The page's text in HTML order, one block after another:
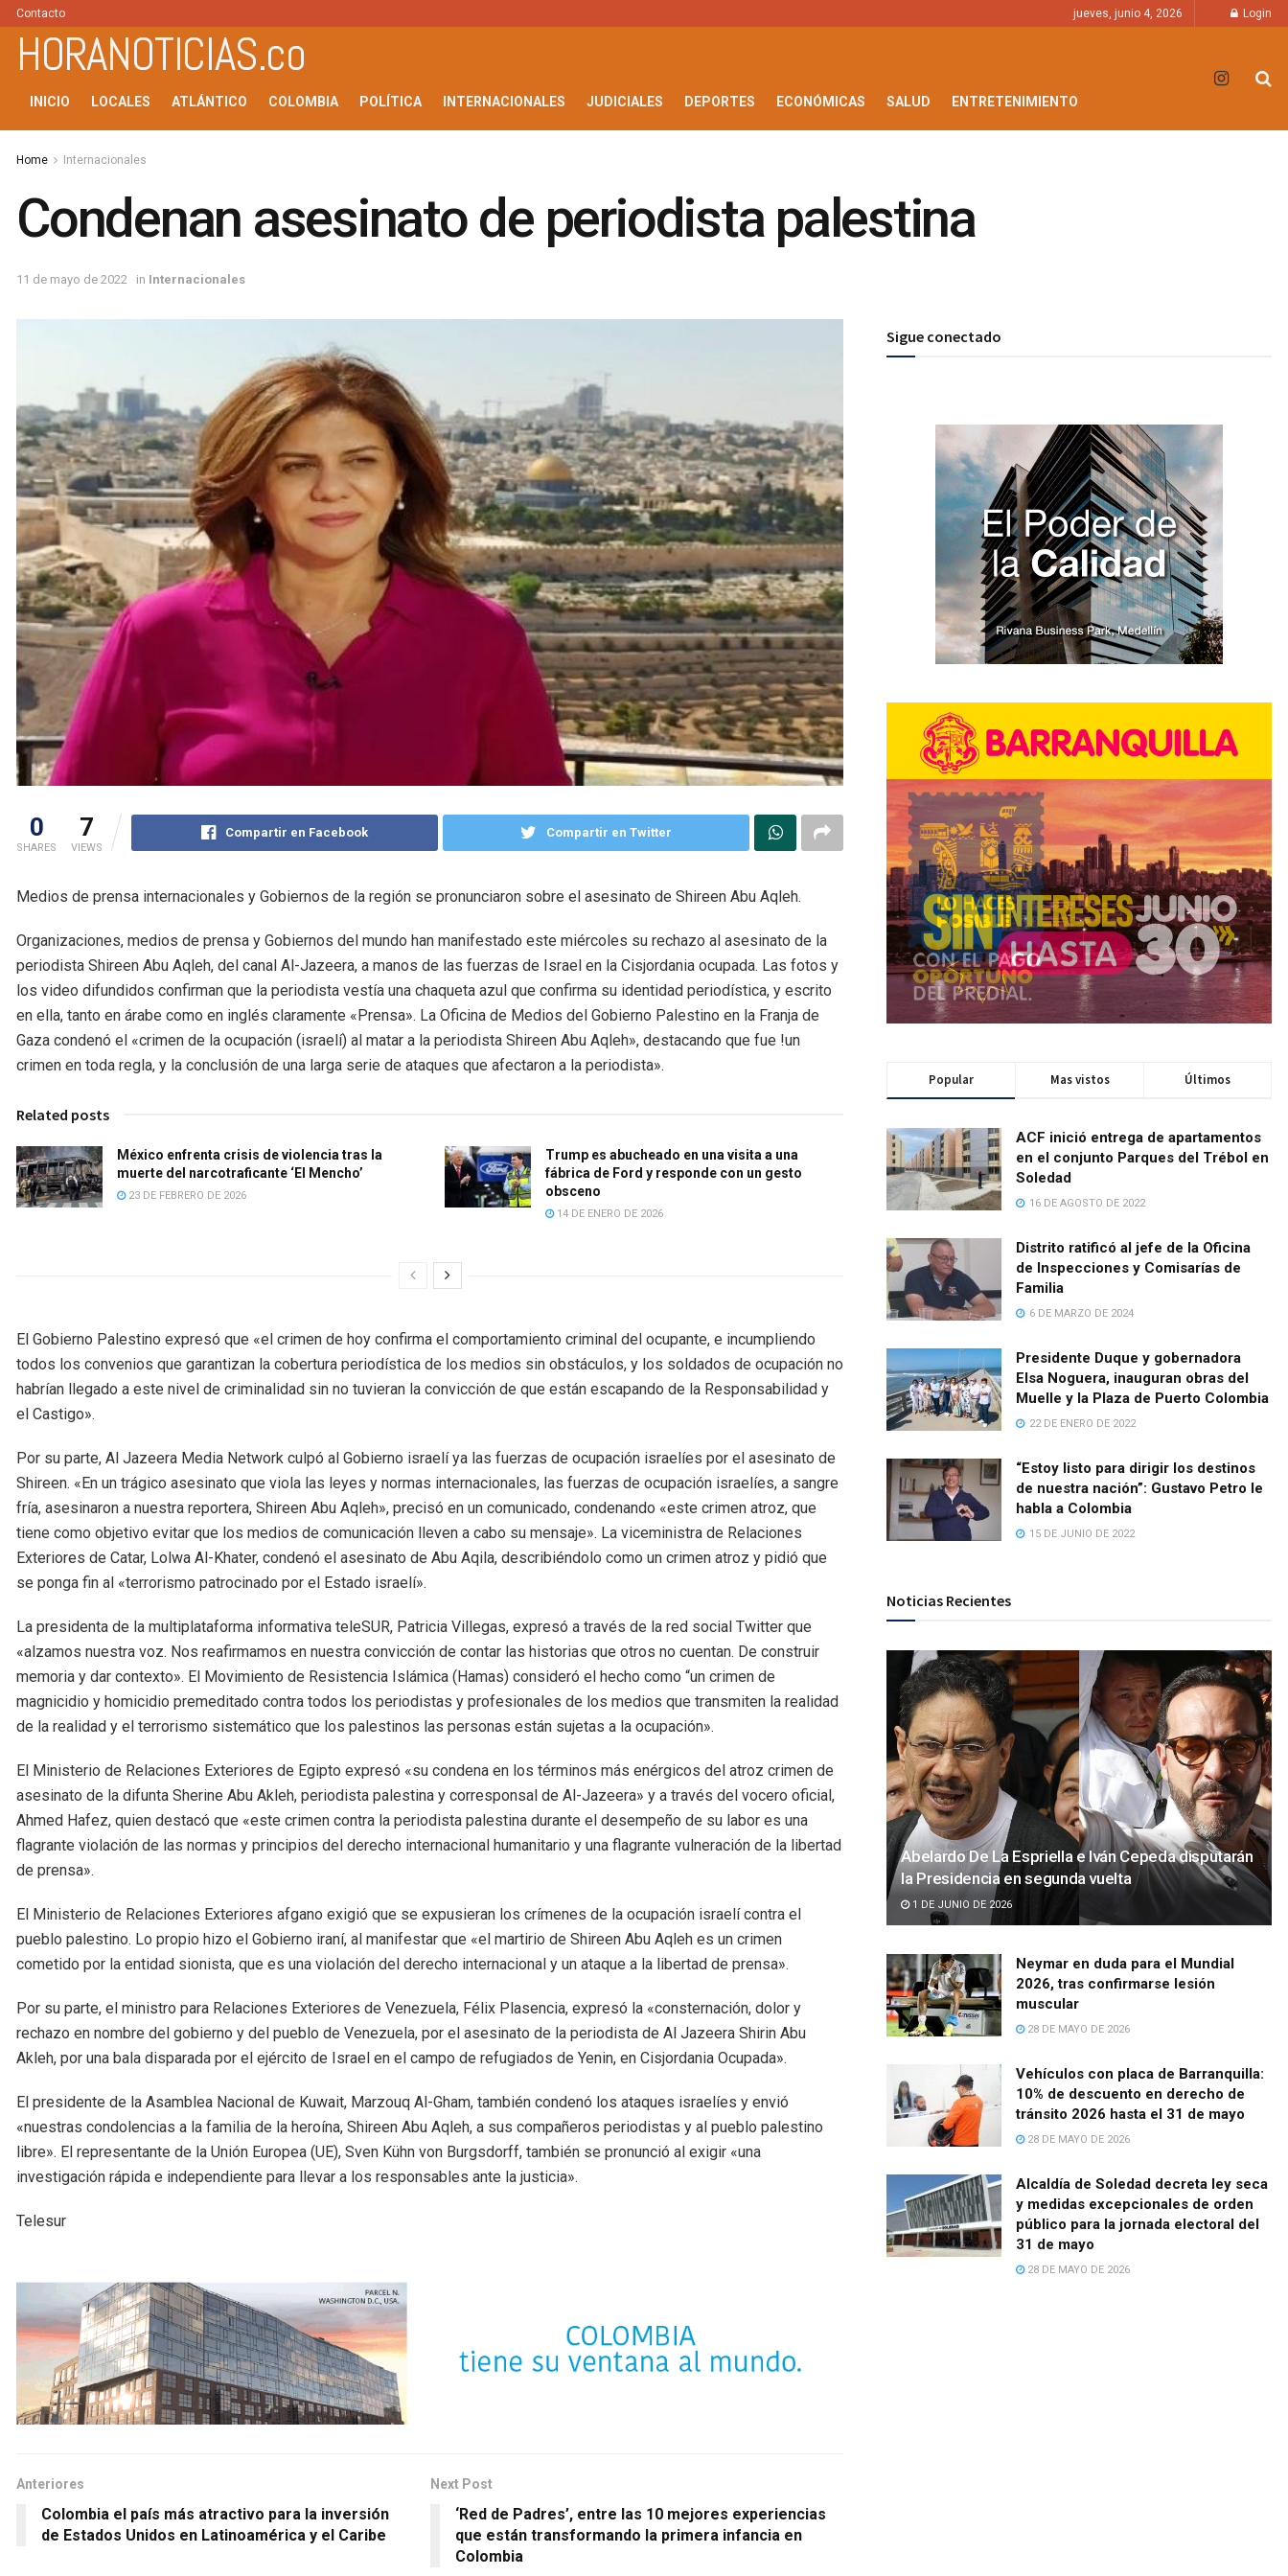
Contacto jueves, junio 4, 2026 Login
HORANOTICIAS.co
INICIO LOCALES ATLÁNTICO COLOMBIA POLÍTICA INTERNACIONALES JUDICIALES DEPORTES ECONÓMICAS SALUD ENTRETENIMIENTO
Home Internacionales
Condenan asesinato de periodista palestina
11 de mayo de 2022 in Internacionales
0
SHARES
7
VIEWS
Compartir en Facebook Compartir en Twitter
Medios de prensa internacionales y Gobiernos de la región se pronunciaron sobre el asesinato de Shireen Abu Aqleh.
Organizaciones, medios de prensa y Gobiernos del mundo han manifestado este miércoles su rechazo al asesinato de la
periodista Shireen Abu Aqleh, del canal Al-Jazeera, a manos de las fuerzas de Israel en la Cisjordania ocupada. Las fotos y
los video difundidos confirman que la periodista vestía una chaqueta azul que confirma su identidad periodística, y escrito
en ella, tanto en árabe como en inglés claramente «Prensa». La Oficina de Medios del Gobierno Palestino en la Franja de
Gaza condenó el «crimen de la ocupación (israelí) al matar a la periodista Shireen Abu Aqleh», destacando que fue !un
crimen en toda regla, y la conclusión de una larga serie de ataques que afectaron a la periodista».
Related posts
México enfrenta crisis de violencia tras la
muerte del narcotraficante ‘El Mencho’
23 DE FEBRERO DE 2026
Trump es abucheado en una visita a una
fábrica de Ford y responde con un gesto
obsceno
14 DE ENERO DE 2026
El Gobierno Palestino expresó que «el crimen de hoy confirma el comportamiento criminal del ocupante, e incumpliendo
todos los convenios que garantizan la cobertura periodística de los medios sin obstáculos, y los soldados de ocupación no
habrían llegado a este nivel de criminalidad sin no tuvieran la convicción de que están escapando de la Responsabilidad y
el Castigo».
Por su parte, Al Jazeera Media Network culpó al Gobierno israelí ya las fuerzas de ocupación israelíes por el asesinato de
Shireen. «En un trágico asesinato que viola las leyes y normas internacionales, las fuerzas de ocupación israelíes, a sangre
fría, asesinaron a nuestra reportera, Shireen Abu Aqleh», precisó en un comunicado, condenando «este crimen atroz, que
tiene como objetivo evitar que los medios de comunicación lleven a cabo su mensaje». La viceministra de Relaciones
Exteriores de Catar, Lolwa Al-Khater, condenó el asesinato de Abu Aqila, describiéndolo como un crimen atroz y pidió que
se ponga fin al «terrorismo patrocinado por el Estado israelí».
La presidenta de la multiplataforma informativa teleSUR, Patricia Villegas, expresó a través de la red social Twitter que
«alzamos nuestra voz. Nos reafirmamos en nuestra convicción de contar las historias que otros no cuentan. De construir
memoria y dar contexto». El Movimiento de Resistencia Islámica (Hamas) consideró el hecho como “un crimen de
magnicidio y homicidio premeditado contra todos los periodistas y profesionales de los medios que transmiten la realidad
de la realidad y el terrorismo sistemático que los palestinos las personas están sujetas a la ocupación».
El Ministerio de Relaciones Exteriores de Egipto expresó «su condena en los términos más enérgicos del atroz crimen de
asesinato de la difunta Sherine Abu Akleh, periodista palestina y corresponsal de Al-Jazeera» y a través del vocero oficial,
Ahmed Hafez, quien destacó que «este crimen contra la periodista palestina durante el desempeño de su labor es una
flagrante violación de las normas y principios del derecho internacional humanitario y una flagrante vulneración de la libertad
de prensa».
El Ministerio de Relaciones Exteriores afgano exigió que se expusieran los crímenes de la ocupación israelí contra el
pueblo palestino. Lo propio hizo el Gobierno iraní, al manifestar que «el martirio de Shireen Abu Aqleh es un crimen
cometido por la entidad sionista, que es una violación del derecho internacional y un ataque a la libertad de prensa».
Por su parte, el ministro para Relaciones Exteriores de Venezuela, Félix Plasencia, expresó la «consternación, dolor y
rechazo en nombre del gobierno y del pueblo de Venezuela, por el asesinato de la periodista de Al Jazeera Shirin Abu
Akleh, por una bala disparada por el ejército de Israel en el campo de refugiados de Yenin, en Cisjordania Ocupada».
El presidente de la Asamblea Nacional de Kuwait, Marzouq Al-Gham, también condenó los ataques israelíes y envió
«nuestras condolencias a la familia de la heroína, Shireen Abu Aqleh, a sus compañeros periodistas y al pueblo palestino
libre». El representante de la Unión Europea (UE), Sven Kühn von Burgsdorff, también se pronunció al exigir «una
investigación rápida e independiente para llevar a los responsables ante la justicia».
Telesur
Anteriores
Colombia el país más atractivo para la inversión
de Estados Unidos en Latinoamérica y el Caribe
Next Post
‘Red de Padres’, entre las 10 mejores experiencias
que están transformando la primera infancia en
Colombia
Sigue conectado
Popular Mas vistos Últimos
ACF inició entrega de apartamentos
en el conjunto Parques del Trébol en
Soledad
16 DE AGOSTO DE 2022
Distrito ratificó al jefe de la Oficina
de Inspecciones y Comisarías de
Familia
6 DE MARZO DE 2024
Presidente Duque y gobernadora
Elsa Noguera, inauguran obras del
Muelle y la Plaza de Puerto Colombia
22 DE ENERO DE 2022
“Estoy listo para dirigir los destinos
de nuestra nación”: Gustavo Petro le
habla a Colombia
15 DE JUNIO DE 2022
Noticias Recientes
Abelardo De La Espriella e Iván Cepeda disputarán
la Presidencia en segunda vuelta
1 DE JUNIO DE 2026
Neymar en duda para el Mundial
2026, tras confirmarse lesión
muscular
28 DE MAYO DE 2026
Vehículos con placa de Barranquilla:
10% de descuento en derecho de
tránsito 2026 hasta el 31 de mayo
28 DE MAYO DE 2026
Alcaldía de Soledad decreta ley seca
y medidas excepcionales de orden
público para la jornada electoral del
31 de mayo
28 DE MAYO DE 2026